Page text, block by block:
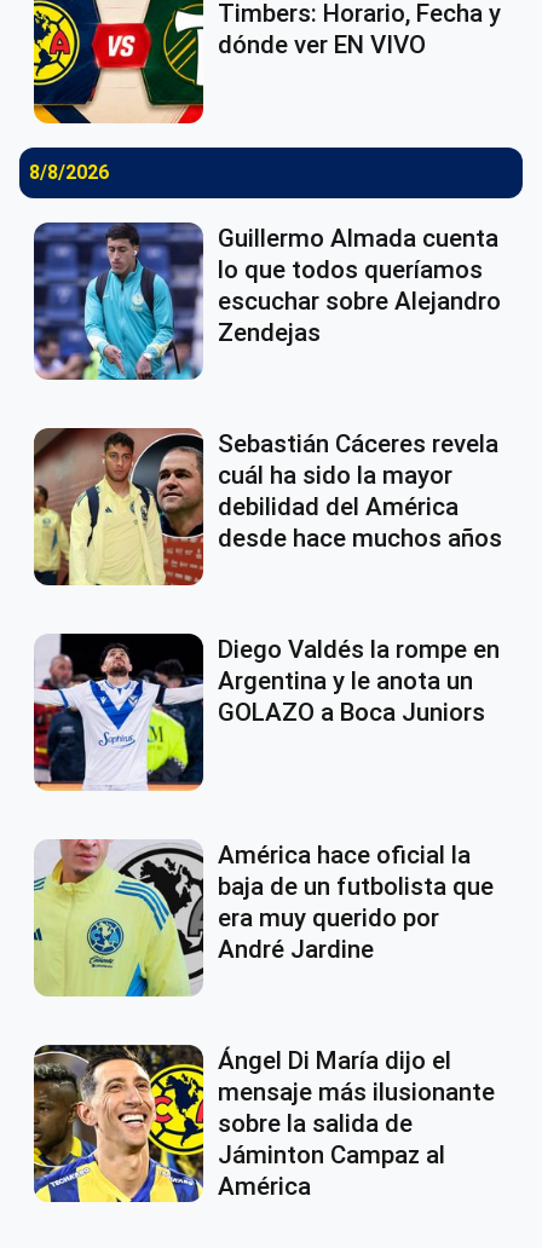
Timbers: Horario, Fecha y
dónde ver EN VIVO
8/8/2026
Guillermo Almada cuenta
lo que todos queríamos
escuchar sobre Alejandro
Zendejas
Sebastián Cáceres revela
cuál ha sido la mayor
debilidad del América
desde hace muchos años
Diego Valdés la rompe en
Argentina y le anota un
GOLAZO a Boca Juniors
América hace oficial la
baja de un futbolista que
era muy querido por
André Jardine
Ángel Di María dijo el
mensaje más ilusionante
sobre la salida de
Jáminton Campaz al
América